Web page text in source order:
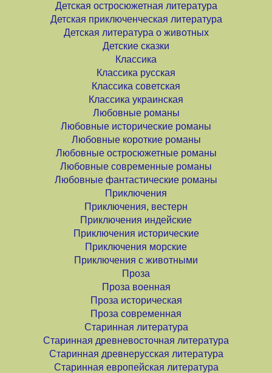
Детская остросюжетная литература
Детская приключенческая литература
Детская литература о животных
Детские сказки
Классика
Классика русская
Классика советская
Классика украинская
Любовные романы
Любовные исторические романы
Любовные короткие романы
Любовные остросюжетные романы
Любовные современные романы
Любовные фантастические романы
Приключения
Приключения, вестерн
Приключения индейские
Приключения исторические
Приключения морские
Приключения с животными
Проза
Проза военная
Проза историческая
Проза современная
Старинная литература
Старинная древневосточная литература
Старинная древнерусская литература
Старинная европейская литература